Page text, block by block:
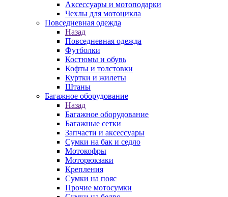
Аксессуары и мотоподарки
Чехлы для мотоцикла
Повседневная одежда
Назад
Повседневная одежда
Футболки
Костюмы и обувь
Кофты и толстовки
Куртки и жилеты
Штаны
Багажное оборудование
Назад
Багажное оборудование
Багажные сетки
Запчасти и аксессуары
Сумки на бак и седло
Мотокофры
Моторюкзаки
Крепления
Сумки на пояс
Прочие мотосумки